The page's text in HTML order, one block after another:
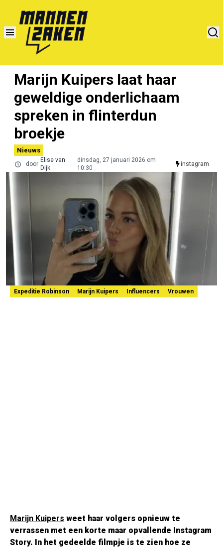
Marijn Kuipers laat haar
geweldige onderlichaam
spreken in flinterdun
broekje
Nieuws
door
Elise van
Dijk
dinsdag, 27 januari 2026 om
10:30
instagram
Expeditie Robinson Marijn Kuipers Influencers Vrouwen
Marijn Kuipers weet haar volgers opnieuw te
verrassen met een korte maar opvallende Instagram
Story. In het gedeelde filmpje is te zien hoe ze